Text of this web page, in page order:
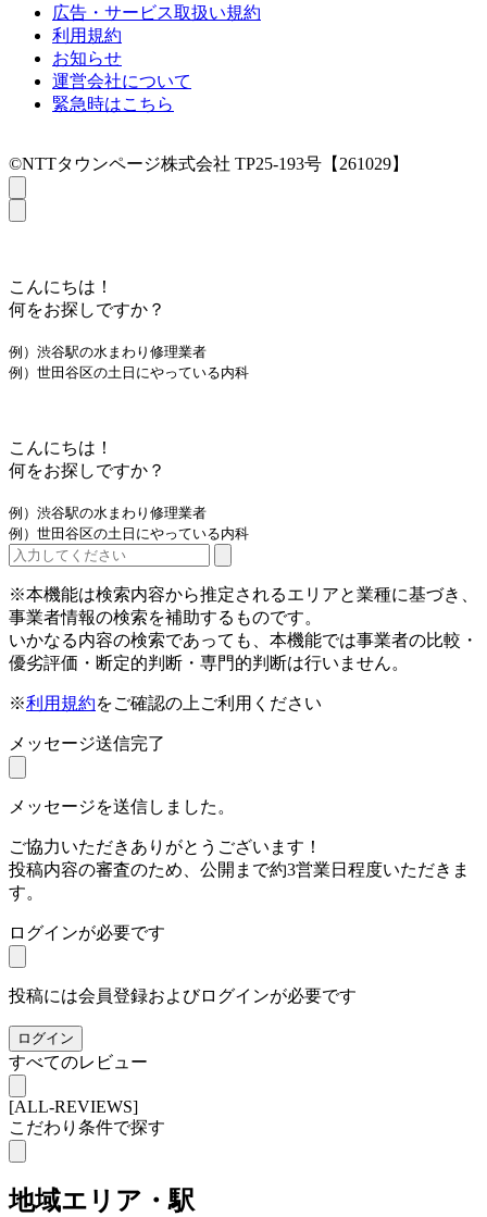
広告・サービス取扱い規約
利用規約
お知らせ
運営会社について
緊急時はこちら
©NTTタウンページ株式会社 TP25-193号【261029】
こんにちは！
何をお探しですか？
例）渋谷駅の水まわり修理業者
例）世田谷区の土日にやっている内科
こんにちは！
何をお探しですか？
例）渋谷駅の水まわり修理業者
例）世田谷区の土日にやっている内科
※本機能は検索内容から推定されるエリアと業種に基づき、
事業者情報の検索を補助するものです。
いかなる内容の検索であっても、本機能では事業者の比較・
優劣評価・断定的判断・専門的判断は行いません。
※利用規約をご確認の上ご利用ください
メッセージ送信完了
メッセージを送信しました。
ご協力いただきありがとうございます！
投稿内容の審査のため、公開まで約3営業日程度いただきま
す。
ログインが必要です
投稿には会員登録およびログインが必要です
ログイン
すべてのレビュー
[ALL-REVIEWS]
こだわり条件で探す
地域エリア・駅